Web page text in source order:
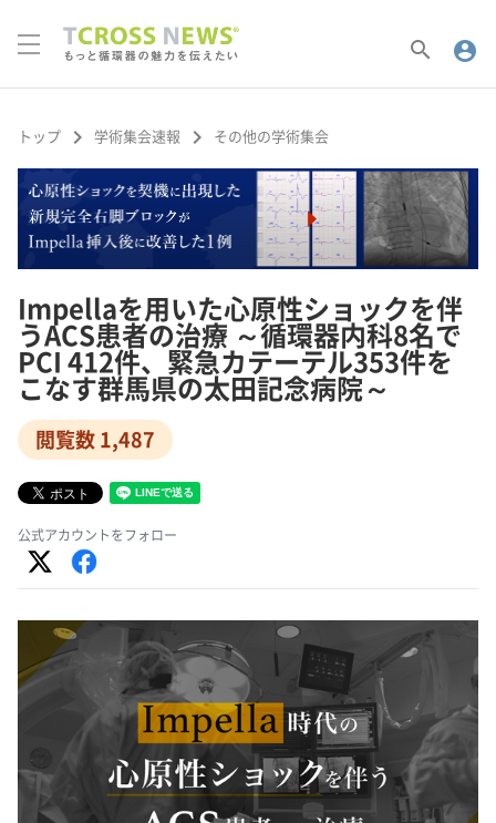
search account_circle
トップ keyboard_arrow_right 学術集会速報 keyboard_arrow_right その他の学術集会
Impellaを用いた心原性ショックを伴
うACS患者の治療 ～循環器内科8名で
PCI 412件、緊急カテーテル353件を
こなす群馬県の太田記念病院～
閲覧数 1,487
公式アカウントをフォロー